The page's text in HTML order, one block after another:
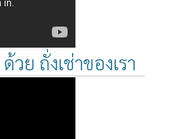
ย ถั่งเช่าของเรา